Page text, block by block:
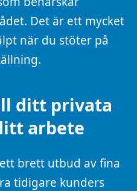
Det är ett mycket
när du stöter på
ditt privata
arbete
brett utbud av fina
tidigare kunders